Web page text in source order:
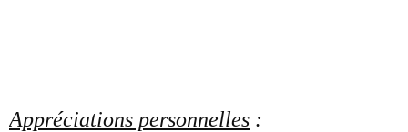
Appréciations personnelles :